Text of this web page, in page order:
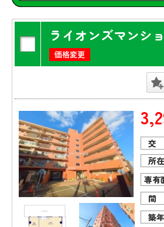
ライオンズマンシ
交
所
専有
間
築